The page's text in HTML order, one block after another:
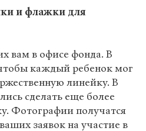
и флажки для
вам в офисе фонда. В
каждый ребенок мог
линейку. В
сделать еще более
Фотографии получатся
заявок на участие в